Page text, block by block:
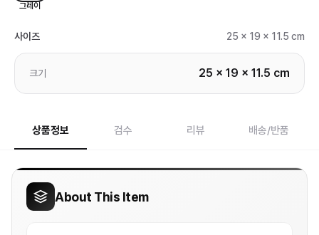
그레이
사이즈 25 x 19 x 11.5 cm
크기 25 x 19 x 11.5 cm
상품정보 검수 리뷰 배송/반품
About This Item